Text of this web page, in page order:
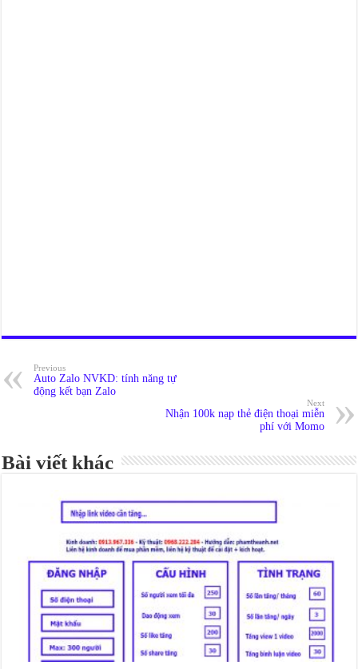
Previous
Auto Zalo NVKD: tính năng tự
động kết bạn Zalo
Next
Nhận 100k nạp thẻ điện thoại miễn
phí với Momo
Bài viết khác